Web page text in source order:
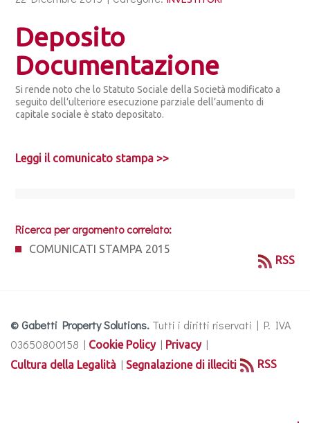
Deposito
Documentazione
Si rende noto che lo Statuto Sociale della Società modificato a
seguito dell’ulteriore esecuzione parziale dell’aumento di
capitale sociale è stato depositato.
Leggi il comunicato stampa >>
Ricerca per argomento correlato:
COMUNICATI STAMPA 2015
RSS
© Gabetti Property Solutions. Tutti i diritti riservati | P. IVA
03650800158 | Cookie Policy| Privacy|
Cultura della Legalità | Segnalazione di illeciti RSS